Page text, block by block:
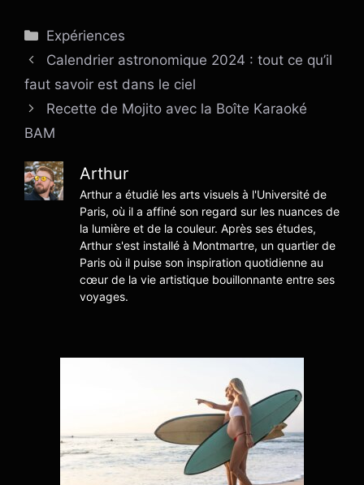
Catégories
Expériences
Calendrier astronomique 2024 : tout ce qu’il
faut savoir est dans le ciel
Recette de Mojito avec la Boîte Karaoké
BAM
Arthur
Arthur a étudié les arts visuels à l'Université de
Paris, où il a affiné son regard sur les nuances de
la lumière et de la couleur. Après ses études,
Arthur s'est installé à Montmartre, un quartier de
Paris où il puise son inspiration quotidienne au
cœur de la vie artistique bouillonnante entre ses
voyages.